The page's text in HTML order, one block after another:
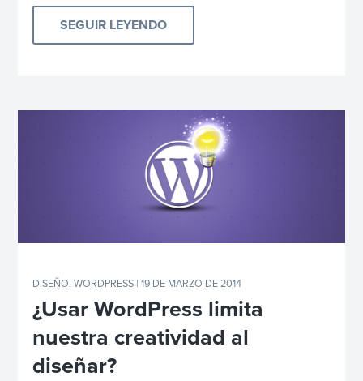
SEGUIR LEYENDO
DISEÑO,WORDPRESS | 19 DE MARZO DE 2014
¿Usar WordPress limita
nuestra creatividad al
diseñar?